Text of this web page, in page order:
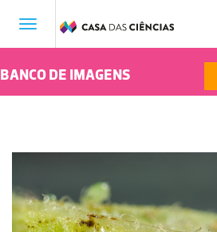
Toggle
BANCO DE IMAGENS